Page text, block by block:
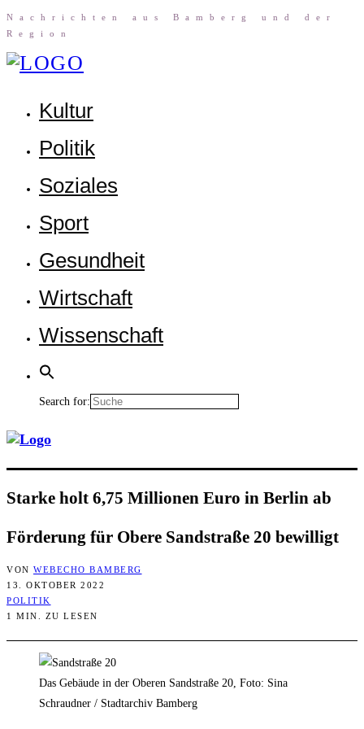
Nach­rich­ten aus Bam­berg und der
Region
Kul­tur
Poli­tik
Sozia­les
Sport
Gesund­heit
Wirt­schaft
Wis­sen­schaft
Search for:
Star­ke holt 6,75 Mil­lio­nen Euro in Ber­lin ab
För­de­rung für Obe­re Sand­stra­ße 20 bewilligt
VON WEBECHO BAMBERG
13. OKTOBER 2022
POLITIK
1 MIN. ZU LESEN
Das Gebäude in der Oberen Sandstraße 20, Foto: Sina
Schraudner / Stadtarchiv Bamberg